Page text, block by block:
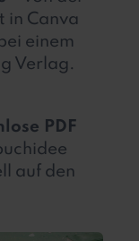
in Canva
einem
Verlag.
PDF
auf den